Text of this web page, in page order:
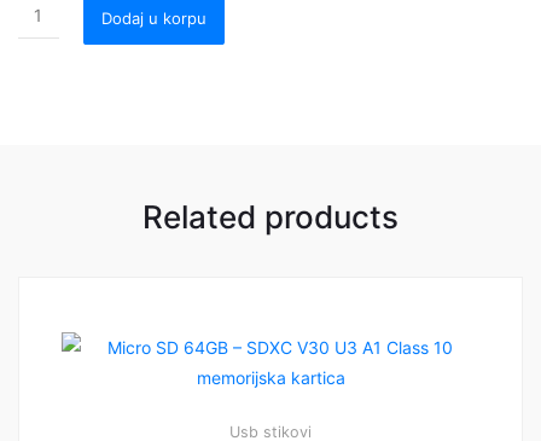
Dodaj u korpu
Related products
Usb stikovi